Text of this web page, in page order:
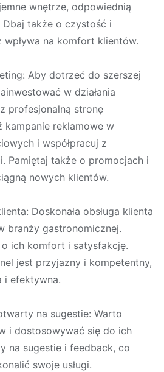
wnętrze, odpowiednią
także o czystość i
na komfort klientów.
Aby dotrzeć do szerszej
w działania
profesjonalną stronę
kampanie reklamowe w
i współpracuj z
Pamiętaj także o promocjach i
nowych klientów.
Doskonała obsługa klienta
branży gastronomicznej.
ich komfort i satysfakcję.
jest przyjazny i kompetentny,
i efektywna.
na sugestie: Warto
i dostosowywać się do ich
na sugestie i feedback, co
swoje usługi.